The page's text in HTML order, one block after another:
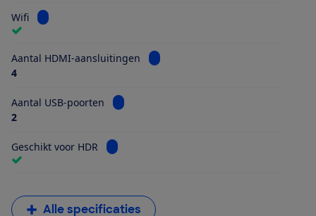
Wifi Bekijk informatie voor Wifi
Aantal HDMI-aansluitingen
Bekijk informatie voor Aantal
4
Aantal USB-poorten
Bekijk informatie voor Aantal USB-poorten
2
Geschikt voor HDR Bekijk informatie voor Geschikt voor HDR
Alle specificaties